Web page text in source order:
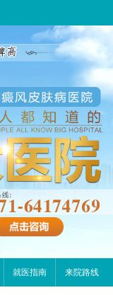
就医指南 来院路线